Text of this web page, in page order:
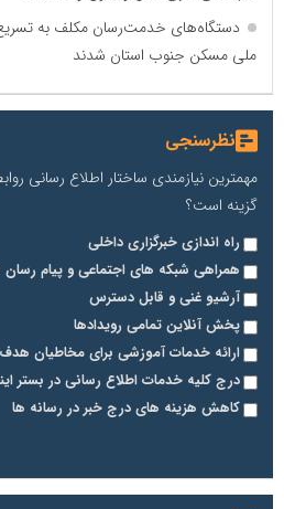
دستگاه‌های خدمت‌رسان مکلف به
ملی مسکن جنوب استان شدند
نظرسنجی
مهمترین نیازمندی ساختار اطلاع رسانی
گزینه است؟
راه اندازی خبرگزاری داخلی
همراهی شبکه های اجتماعی و پیام رسان
آرشیو غنی و قابل دسترس
پخش آنلاین تمامی رویدادها
ارائه خدمات آموزشی برای مخاطیان هدف
درج کلیه خدمات اطلاع رسانی در بستر
کاهش هزینه های درج خبر در رسانه ها